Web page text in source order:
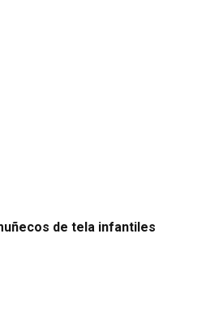
de tela infantiles